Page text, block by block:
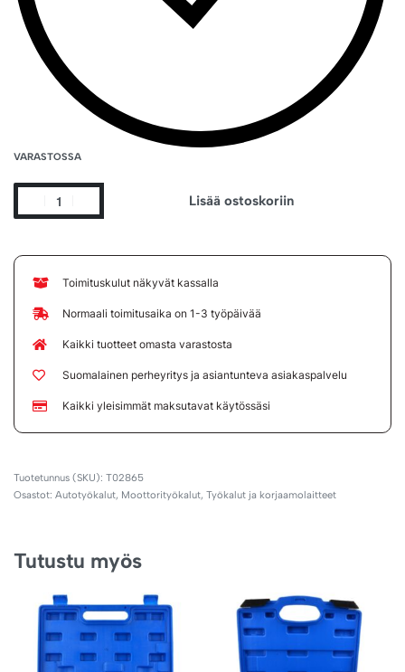
VARASTOSSA
Lisää ostoskoriin
Toimituskulut näkyvät kassalla
Normaali toimitusaika on 1-3 työpäivää
Kaikki tuotteet omasta varastosta
Suomalainen perheyritys ja asiantunteva asiakaspalvelu
Kaikki yleisimmät maksutavat käytössäsi
T02865
Osastot: Autotyökalut, Moottorityökalut, Työkalut ja korjaamolaitteet
Tutustu myös